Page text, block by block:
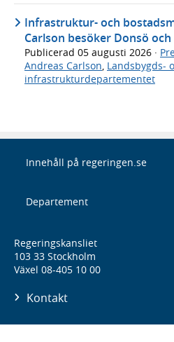
Infrastruktur- och
Carlson besöker Donsö
Publicerad 05 augusti 2026 ·
Andreas Carlson, Landsbygds-
infrastrukturdepartementet
Innehåll på regeringen.se
Departement
Regeringskansliet
103 33 Stockholm
Växel 08-405 10 00
Kontakt